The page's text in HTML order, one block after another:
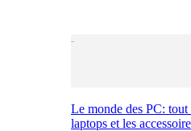
Le monde des PC:
laptops et les